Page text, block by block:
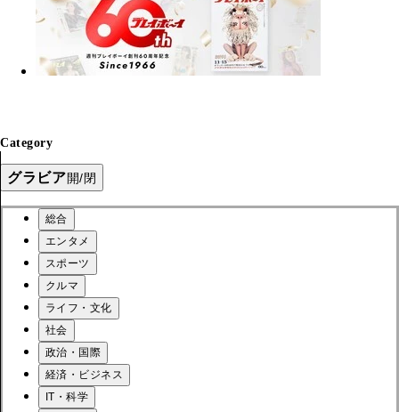
Category
グラビア開/閉
総合
エンタメ
スポーツ
クルマ
ライフ・文化
社会
政治・国際
経済・ビジネス
IT・科学